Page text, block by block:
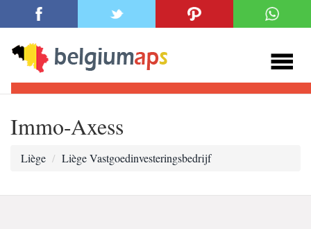
Immo-Axess
Liège Liège Vastgoedinvesteringsbedrijf